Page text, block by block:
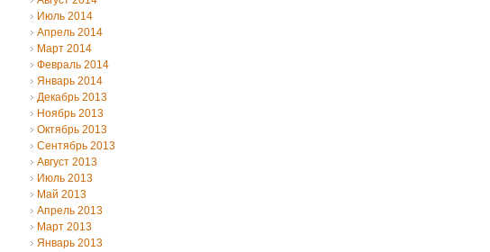
Июль 2014
Апрель 2014
Март 2014
Февраль 2014
Январь 2014
Декабрь 2013
Ноябрь 2013
Октябрь 2013
Сентябрь 2013
Август 2013
Июль 2013
Май 2013
Апрель 2013
Март 2013
Январь 2013